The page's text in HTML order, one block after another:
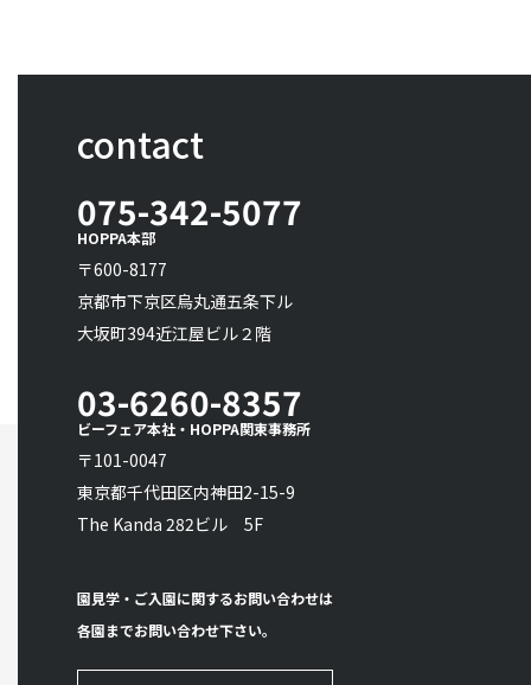
contact
075-342-5077
HOPPA本部
〒600-8177
京都市下京区烏丸通五条下ル
大坂町394近江屋ビル２階
03-6260-8357
ビーフェア本社・HOPPA関東事務所
〒101-0047
東京都千代田区内神田2-15-9
The Kanda 282ビル 5F
園見学・ご入園に関するお問い合わせは
各園までお問い合わせ下さい。